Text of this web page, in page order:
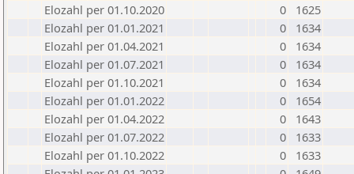
Elozahl per 01.10.2020
0
1625
Elozahl per 01.01.2021
0
1634
Elozahl per 01.04.2021
0
1634
Elozahl per 01.07.2021
0
1634
Elozahl per 01.10.2021
0
1634
Elozahl per 01.01.2022
0
1654
Elozahl per 01.04.2022
0
1643
Elozahl per 01.07.2022
0
1633
Elozahl per 01.10.2022
0
1633